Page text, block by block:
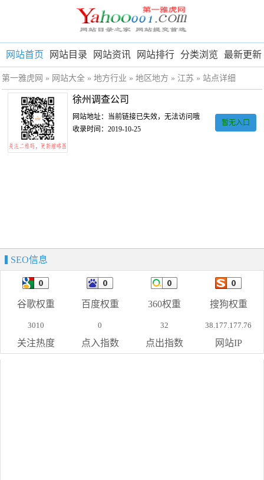
网站首页 网站目录 网站资讯 网站排行 分类浏览 最新更新
第一雅虎网 » 网站大全 » 地方行业 » 地区地方 » 江苏 » 站点详细
徐州调查公司
网站地址：当前链接已失效，无法访问哦
收录时间：2019-10-25
暂无入口
SEO信息
谷歌权重 百度权重 360权重 搜狗权重
3010
关注热度
0
点入指数
32
点出指数
38.177.177.76
网站IP